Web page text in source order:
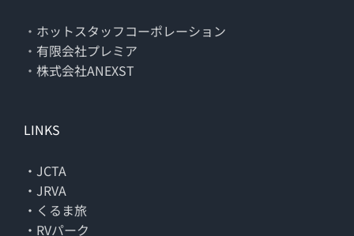
・ ホットスタッフコーポレーション
・ 有限会社プレミア
・ 株式会社ANEXST
LINKS
・JCTA
・JRVA
・くるま旅
・RVパーク